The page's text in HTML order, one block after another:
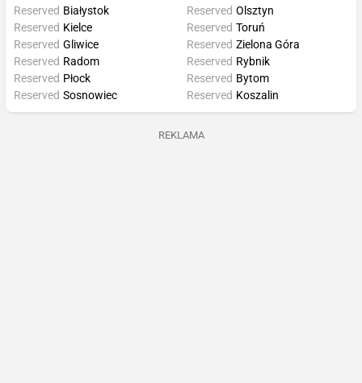
Reserved Białystok
Reserved Kielce
Reserved Olsztyn
Reserved Toruń
Reserved Gliwice
Reserved Radom
Reserved Płock
Reserved Sosnowiec
Reserved Zielona Góra
Reserved Rybnik
Reserved Bytom
Reserved Koszalin
REKLAMA